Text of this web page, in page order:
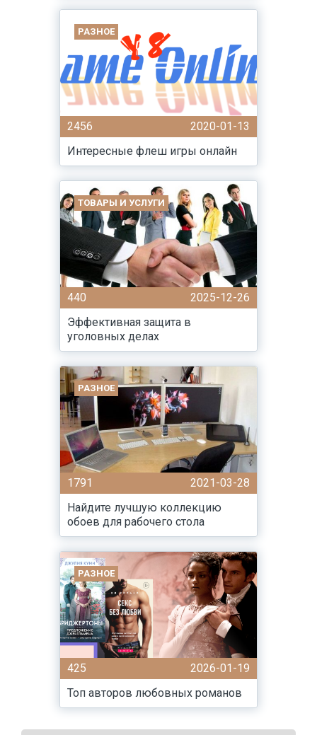
РАЗНОЕ
2456
2020-01-13
Интересные флеш игры онлайн
ТОВАРЫ И УСЛУГИ
440
2025-12-26
Эффективная защита в
уголовных делах
РАЗНОЕ
1791
2021-03-28
Найдите лучшую коллекцию
обоев для рабочего стола
РАЗНОЕ
425
2026-01-19
Топ авторов любовных романов